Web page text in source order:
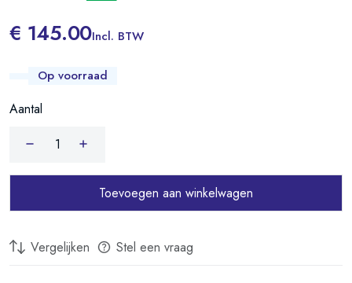
€ 145.00Incl. BTW
Op voorraad
Aantal
Toevoegen aan winkelwagen
Vergelijken Stel een vraag